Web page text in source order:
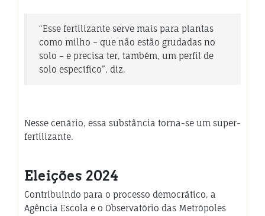
“Esse fertilizante serve mais para plantas
como milho – que não estão grudadas no
solo – e precisa ter, também, um perfil de
solo específico”, diz.
Nesse cenário, essa substância torna-se um super-
fertilizante.
Eleições 2024
Contribuindo para o processo democrático, a
Agência Escola e o Observatório das Metrópoles